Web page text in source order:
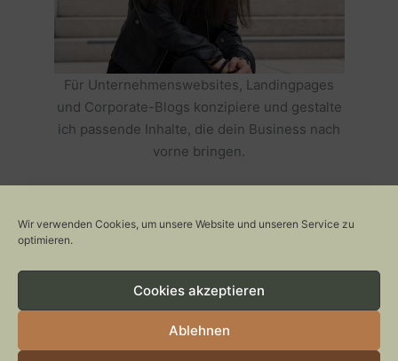
Wir verwenden Cookies, um unsere Website und unseren Service zu
optimieren.
Cookies akzeptieren
Ablehnen
Für Unternehmenswebsites, Landingpages
und Corporate-Blogs konzipiere und gestalte
ich passende Inhalte, die dein Business nach
vorne bringen.
ERFOLGREICH MACHEN >>
Copyright © 2026 Stylepeacock: Interior, Plants, Cats & Art
IMPRESSUM